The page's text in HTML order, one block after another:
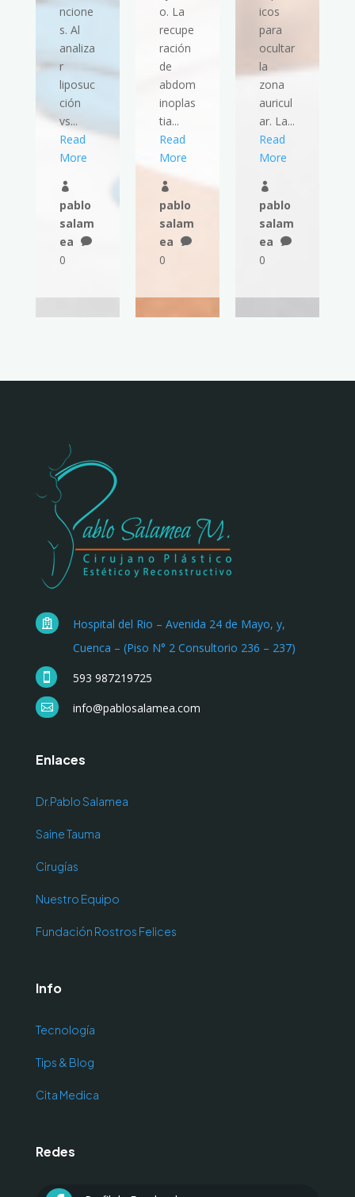
ncione
s. Al
analiza
r
liposuc
ción
vs...
Read
More

pablo
salam
ea

0
o. La
recupe
ración
de
abdom
inoplas
tia...
Read
More

pablo
salam
ea

0
icos
para
ocultar
la
zona
auricul
ar. La...
Read
More

pablo
salam
ea

0

Hospital del Rio – Avenida 24 de Mayo, y,
Cuenca – (Piso N° 2 Consultorio 236 – 237)
 593 987219725
 info@pablosalamea.com
Enlaces
Dr.Pablo Salamea
Saine Tauma
Cirugías
Nuestro Equipo
Fundación Rostros Felices
Info
Tecnología
Tips & Blog
Cita Medica
Redes